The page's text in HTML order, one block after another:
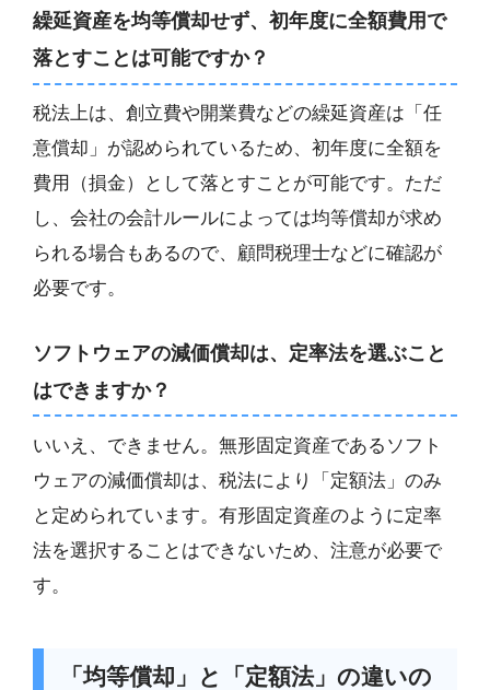
繰延資産を均等償却せず、初年度に全額費用で
落とすことは可能ですか？
税法上は、創立費や開業費などの繰延資産は「任
意償却」が認められているため、初年度に全額を
費用（損金）として落とすことが可能です。ただ
し、会社の会計ルールによっては均等償却が求め
られる場合もあるので、顧問税理士などに確認が
必要です。
ソフトウェアの減価償却は、定率法を選ぶこと
はできますか？
いいえ、できません。無形固定資産であるソフト
ウェアの減価償却は、税法により「定額法」のみ
と定められています。有形固定資産のように定率
法を選択することはできないため、注意が必要で
す。
「均等償却」と「定額法」の違いの